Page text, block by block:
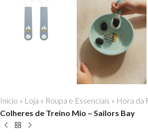
Início » Loja » Roupa e Essenciais » Hora da
Colheres de Treino Mio – Sailors Bay